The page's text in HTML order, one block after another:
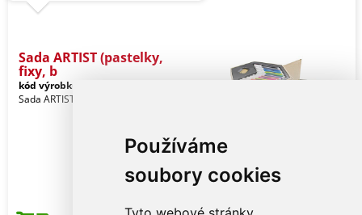
Používáme
soubory cookies
Sada ARTIST (pastelky,
fixy, b
kód výrobku:
Sada ARTIST (pastelky, fixy, barvy)